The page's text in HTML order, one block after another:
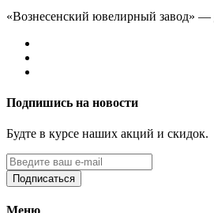
«Вознесенский ювелирный завод» —
Подпишись на новости
Будте в курсе наших акций и скидок.
Подписаться